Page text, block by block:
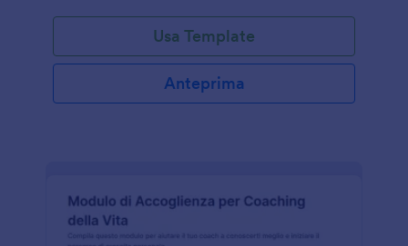
Usa Template
Anteprima